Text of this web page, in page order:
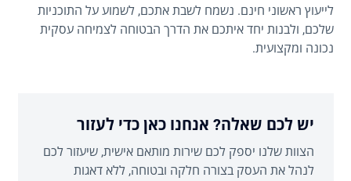
לייעוץ ראשוני חינם. נשמח לשבת אתכם, לשמוע על התוכניות
שלכם, ולבנות יחד איתכם את הדרך הבטוחה לצמיחה עסקית
נכונה ומקצועית.
יש לכם שאלה? אנחנו כאן כדי לעזור
הצוות שלנו יספק לכם שירות מותאם אישית, שיעזור לכם
לנהל את העסק בצורה חלקה ובטוחה, ללא דאגות